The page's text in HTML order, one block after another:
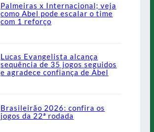
Palmeiras x Internacional; veja
como Abel pode escalar o time
com 1 reforço
Lucas Evangelista alcança
sequência de 35 jogos seguidos
e agradece confiança de Abel
Brasileirão 2026: confira os
jogos da 22ª rodada